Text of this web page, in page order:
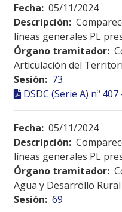
Fecha: 05/11/2024
Descripción:
líneas generales PL
Órgano tramitador:
Articulación del
Sesión: 73
DSDC (Serie A) nº
Fecha: 05/11/2024
Descripción:
líneas generales PL
Órgano tramitador:
Agua y Desarrollo Rural
Sesión: 69